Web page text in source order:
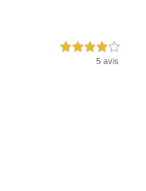
4,0 étoiles sur 5
5 avis